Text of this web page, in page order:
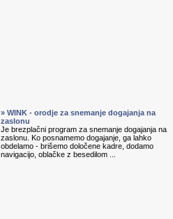
» WINK - orodje za snemanje dogajanja na
zaslonu
Je brezplačni program za snemanje dogajanja na
zaslonu. Ko posnamemo dogajanje, ga lahko
obdelamo - brišemo določene kadre, dodamo
navigacijo, oblačke z besedilom ...